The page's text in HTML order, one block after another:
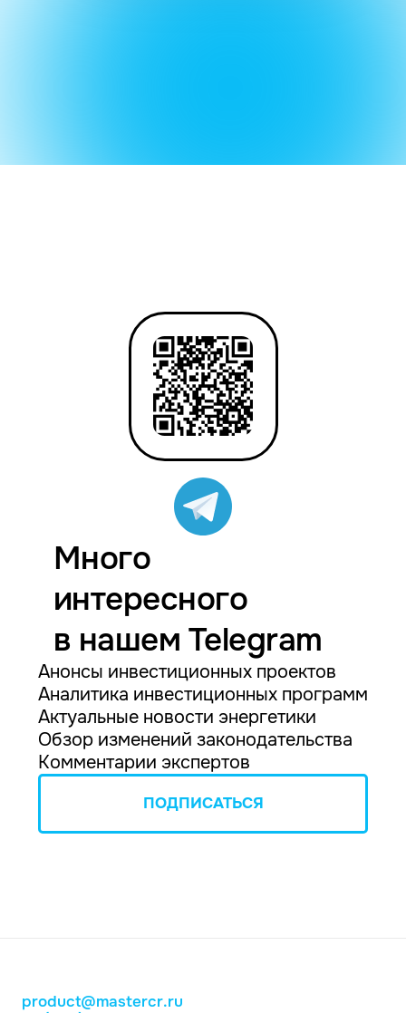
Много
интересного
в нашем Telegram
Анонсы инвестиционных проектов
Аналитика инвестиционных программ
Актуальные новости энергетики
Обзор изменений законодательства
Комментарии экспертов
ПОДПИСАТЬСЯ
product@mastercr.ru